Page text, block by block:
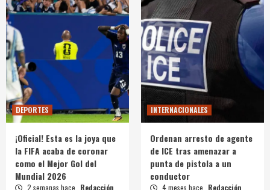
DEPORTES
¡Oficial! Esta es la joya que
la FIFA acaba de coronar
como el Mejor Gol del
Mundial 2026
2 semanas hace Redacción
INTERNACIONALES
Ordenan arresto de agente
de ICE tras amenazar a
punta de pistola a un
conductor
4 meses hace Redacción